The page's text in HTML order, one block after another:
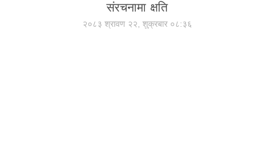
संरचनामा क्षति
२०८३ श्रावण २२, शुक्रबार ०८:३६